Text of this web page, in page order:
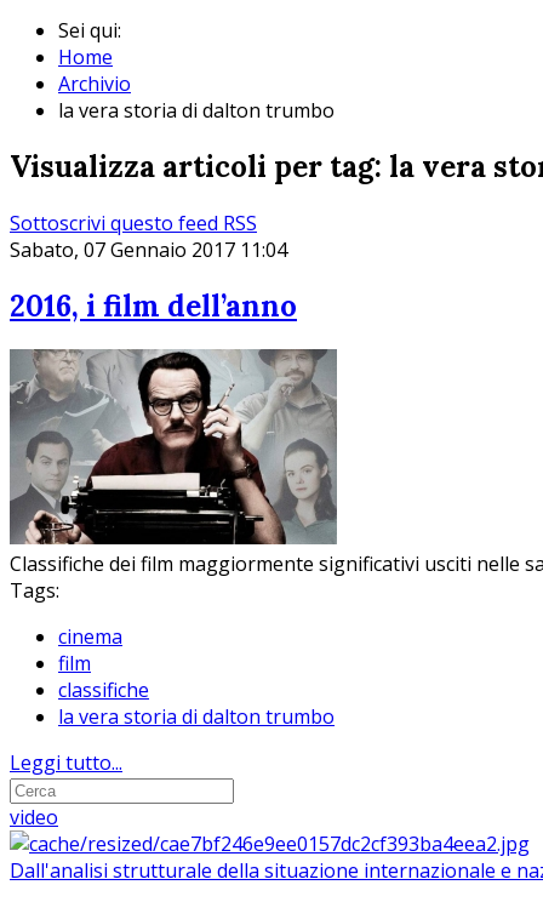
Sei qui:
Home
Archivio
la vera storia di dalton trumbo
Visualizza articoli per tag: la vera
Sottoscrivi questo feed RSS
Sabato, 07 Gennaio 2017 11:04
2016, i film dell’anno
Classifiche dei film maggiormente significativi usciti nelle
Tags:
cinema
film
classifiche
la vera storia di dalton trumbo
Leggi tutto...
video
Dall'analisi strutturale della situazione internazionale e